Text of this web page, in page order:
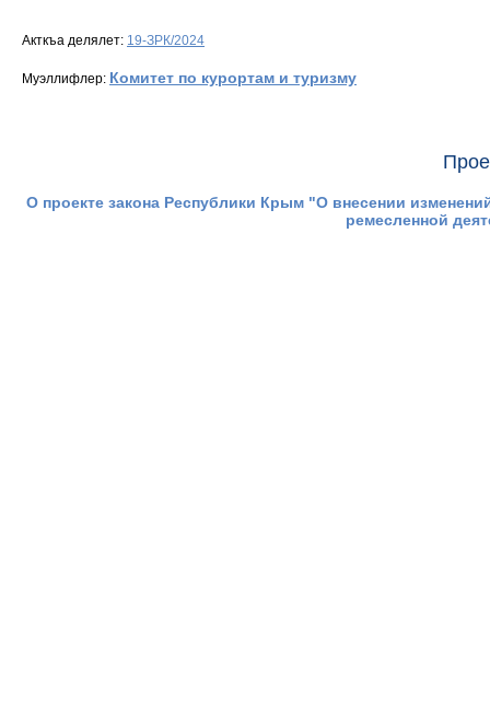
Акткъа делялет: 19-ЗРК/2024
Муэллифлер: Комитет по курортам и туризму
О проекте закона Республики Крым "О внесении
ремесленной